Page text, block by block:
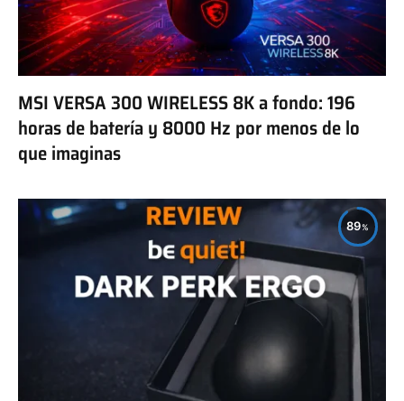
MSI VERSA 300 WIRELESS 8K a fondo: 196
horas de batería y 8000 Hz por menos de lo
que imaginas
89